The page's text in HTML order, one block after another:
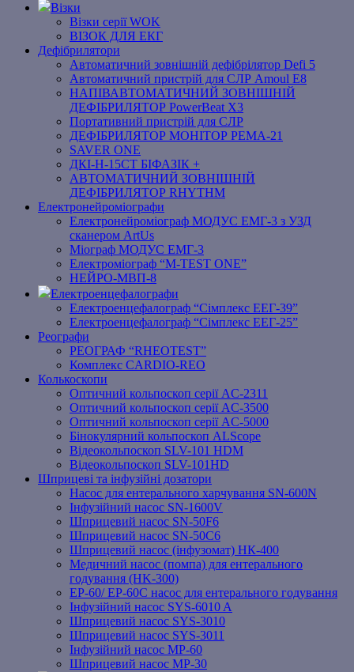
Візки
Візки серії WOK
ВІЗОК ДЛЯ ЕКГ
Дефібрилятори
Автоматичний зовнішній дефібрілятор Defi 5
Автоматичний пристрій для СЛР Amoul E8
НАПІВАВТОМАТИЧНИЙ ЗОВНІШНІЙ
ДЕФІБРИЛЯТОР PowerBeat X3
Портативний пристрій для СЛР
ДЕФІБРИЛЯТОР МОНІТОР РЕМА-21
SAVER ONE
ДКІ-Н-15СТ БІФАЗІК +
АВТОМАТИЧНИЙ ЗОВНІШНІЙ
ДЕФІБРИЛЯТОР RHYTHM
Електронейроміографи
Електронейроміограф МОДУС ЕМГ-3 з УЗД
сканером ArtUs
Міограф МОДУС ЕМГ-3
Електроміограф “M-TEST ONE”
НЕЙРО-МВП-8
Електроенцефалографи
Електроенцефалограф “Сімплекс ЕЕГ-39”
Електроенцефалограф “Сімплекс ЕЕГ-25”
Реографи
РЕОГРАФ “RHEOTEST”
Комплекс CARDIO-REO
Колькоскопи
Оптичний кольпоскоп серії AC-2311
Оптичний кольпоскоп серії AC-3500
Оптичний кольпоскоп серії AC-5000
Бінокулярний кольпоскоп ALScope
Відеокольпоскоп SLV-101 HDM
Відеокольпоскоп SLV-101HD
Шприцеві та інфузійні дозатори
Насос для ентерального харчування SN-600N
Інфузійний насос SN-1600V
Шприцевий насос SN-50F6
Шприцевий насос SN-50C6
Шприцевий насос (інфузомат) НК-400
Медичний насос (помпа) для ентерального
годування (HK-300)
EP-60/ EP-60C насос для ентерального годування
Інфузійний насос SYS-6010 A
Шприцевий насос SYS-3010
Шприцевий насос SYS-3011
Інфузійний насос MP-60
Шприцевий насос MP-30